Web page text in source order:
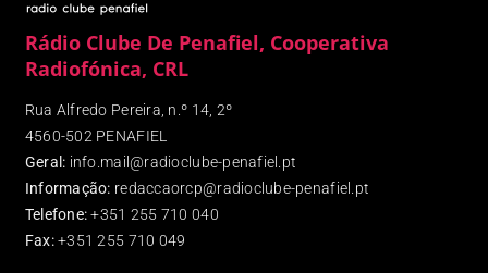
Rádio Clube De Penafiel, Cooperativa
Radiofónica, CRL
Rua Alfredo Pereira, n.º 14, 2º
4560-502 PENAFIEL
Geral: info.mail@radioclube-penafiel.pt
Informação: redaccaorcp@radioclube-penafiel.pt
Telefone: +351 255 710 040
Fax:+351 255 710 049